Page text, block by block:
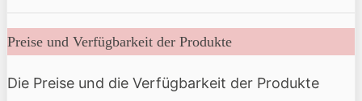
Preise und Verfügbarkeit der Produkte
Die Preise und die Verfügbarkeit der Produkte